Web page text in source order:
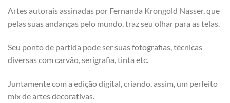
Artes autorais assinadas por Fernanda Krongold Nasser, que
pelas suas andanças pelo mundo, traz seu olhar para as telas.
Seu ponto de partida pode ser suas fotografias, técnicas
diversas com carvão, serigrafia, tinta etc.
Juntamente com a edição digital, criando, assim, um perfeito
mix de artes decorativas.